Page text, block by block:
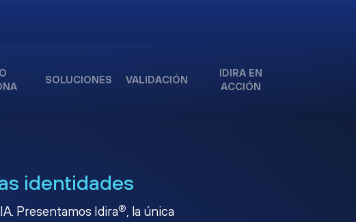
SOLUCIONES VALIDACIÓN
IDIRA EN
ACCIÓN
identidades
Presentamos Idira®, la única